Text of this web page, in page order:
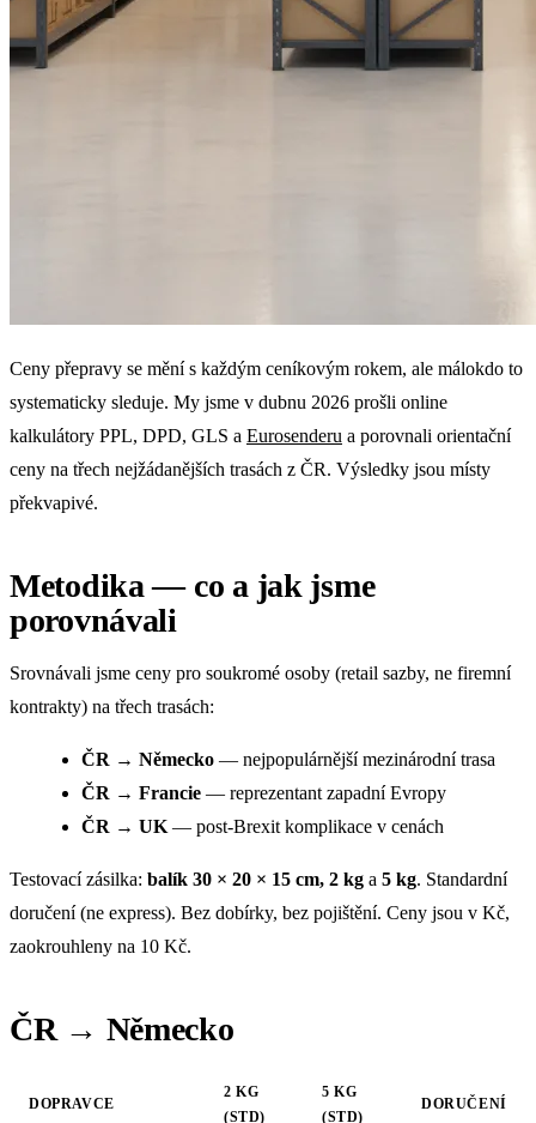
Ceny přepravy se mění s každým ceníkovým rokem, ale málokdo to
systematicky sleduje. My jsme v dubnu 2026 prošli online
kalkulátory PPL, DPD, GLS a Eurosenderu a porovnali orientační
ceny na třech nejžádanějších trasách z ČR. Výsledky jsou místy
překvapivé.
Metodika — co a jak jsme
porovnávali
Srovnávali jsme ceny pro soukromé osoby (retail sazby, ne firemní
kontrakty) na třech trasách:
ČR → Německo — nejpopulárnější mezinárodní trasa
ČR → Francie — reprezentant zapadní Evropy
ČR → UK — post-Brexit komplikace v cenách
Testovací zásilka: balík 30 × 20 × 15 cm, 2 kg a 5 kg. Standardní
doručení (ne express). Bez dobírky, bez pojištění. Ceny jsou v Kč,
zaokrouhleny na 10 Kč.
ČR → Německo
DOPRAVCE
2 KG
(STD)
5 KG
(STD)
DORUČENÍ